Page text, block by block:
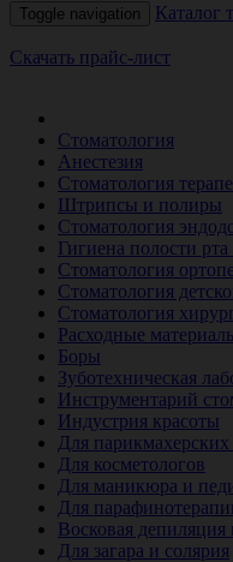
Toggle navigation Каталог
Скачать прайс-лист
Стоматология
Анестезия
Стоматология
Штрипсы и полиры
Стоматология
Гигиена полости
Стоматология
Стоматология
Стоматология
Расходные
Боры
Зуботехническая
Инструментарий
Индустрия красоты
Для
Для косметологов
Для маникюра и
Для
Восковая
Для загара и солярия